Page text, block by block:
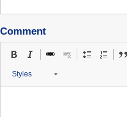
Comment
Styles